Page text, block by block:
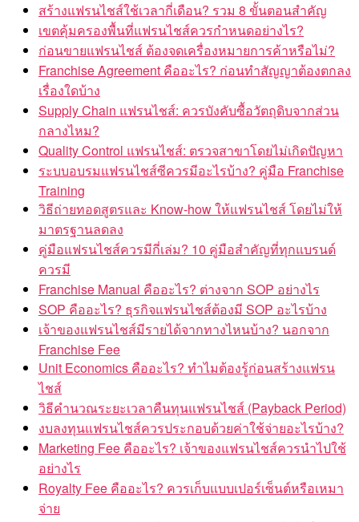
สร้างแฟรนไชส์ใช้เวลากี่เดือน? รวม 8 ขั้นตอนสำคัญ
เขตคุ้มครองพื้นที่แฟรนไชส์ควรกำหนดอย่างไร?
ก่อนขายแฟรนไชส์ ต้องจดเครื่องหมายการค้าหรือไม่?
Franchise Agreement คืออะไร? ก่อนทำสัญญาต้องตกลง
เรื่องใดบ้าง
Supply Chain แฟรนไชส์: ควรบังคับซื้อวัตถุดิบจากส่วน
กลางไหม?
Quality Control แฟรนไชส์: ตรวจสาขาโดยไม่เกิดปัญหา
ระบบอบรมแฟรนไชส์ซีควรมีอะไรบ้าง? คู่มือ Franchise
Training
วิธีถ่ายทอดสูตรและ Know-how ให้แฟรนไชส์ โดยไม่ให้
มาตรฐานลดลง
คู่มือแฟรนไชส์ควรมีกี่เล่ม? 10 คู่มือสำคัญที่ทุกแบรนด์
ควรมี
Franchise Manual คืออะไร? ต่างจาก SOP อย่างไร
SOP คืออะไร? ธุรกิจแฟรนไชส์ต้องมี SOP อะไรบ้าง
เจ้าของแฟรนไชส์มีรายได้จากทางไหนบ้าง? นอกจาก
Franchise Fee
Unit Economics คืออะไร? ทำไมต้องรู้ก่อนสร้างแฟรน
ไชส์
วิธีคำนวณระยะเวลาคืนทุนแฟรนไชส์ (Payback Period)
งบลงทุนแฟรนไชส์ควรประกอบด้วยค่าใช้จ่ายอะไรบ้าง?
Marketing Fee คืออะไร? เจ้าของแฟรนไชส์ควรนำไปใช้
อย่างไร
Royalty Fee คืออะไร? ควรเก็บแบบเปอร์เซ็นต์หรือเหมา
จ่าย